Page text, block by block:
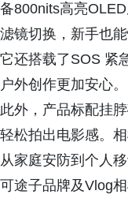
备800nits高亮
滤镜切换，新手也
它还搭载了SOS 紧
户外创作更加安心。
此外，产品标配挂
轻松拍出电影感。
从家庭安防到个人
可途子品牌及Vlog